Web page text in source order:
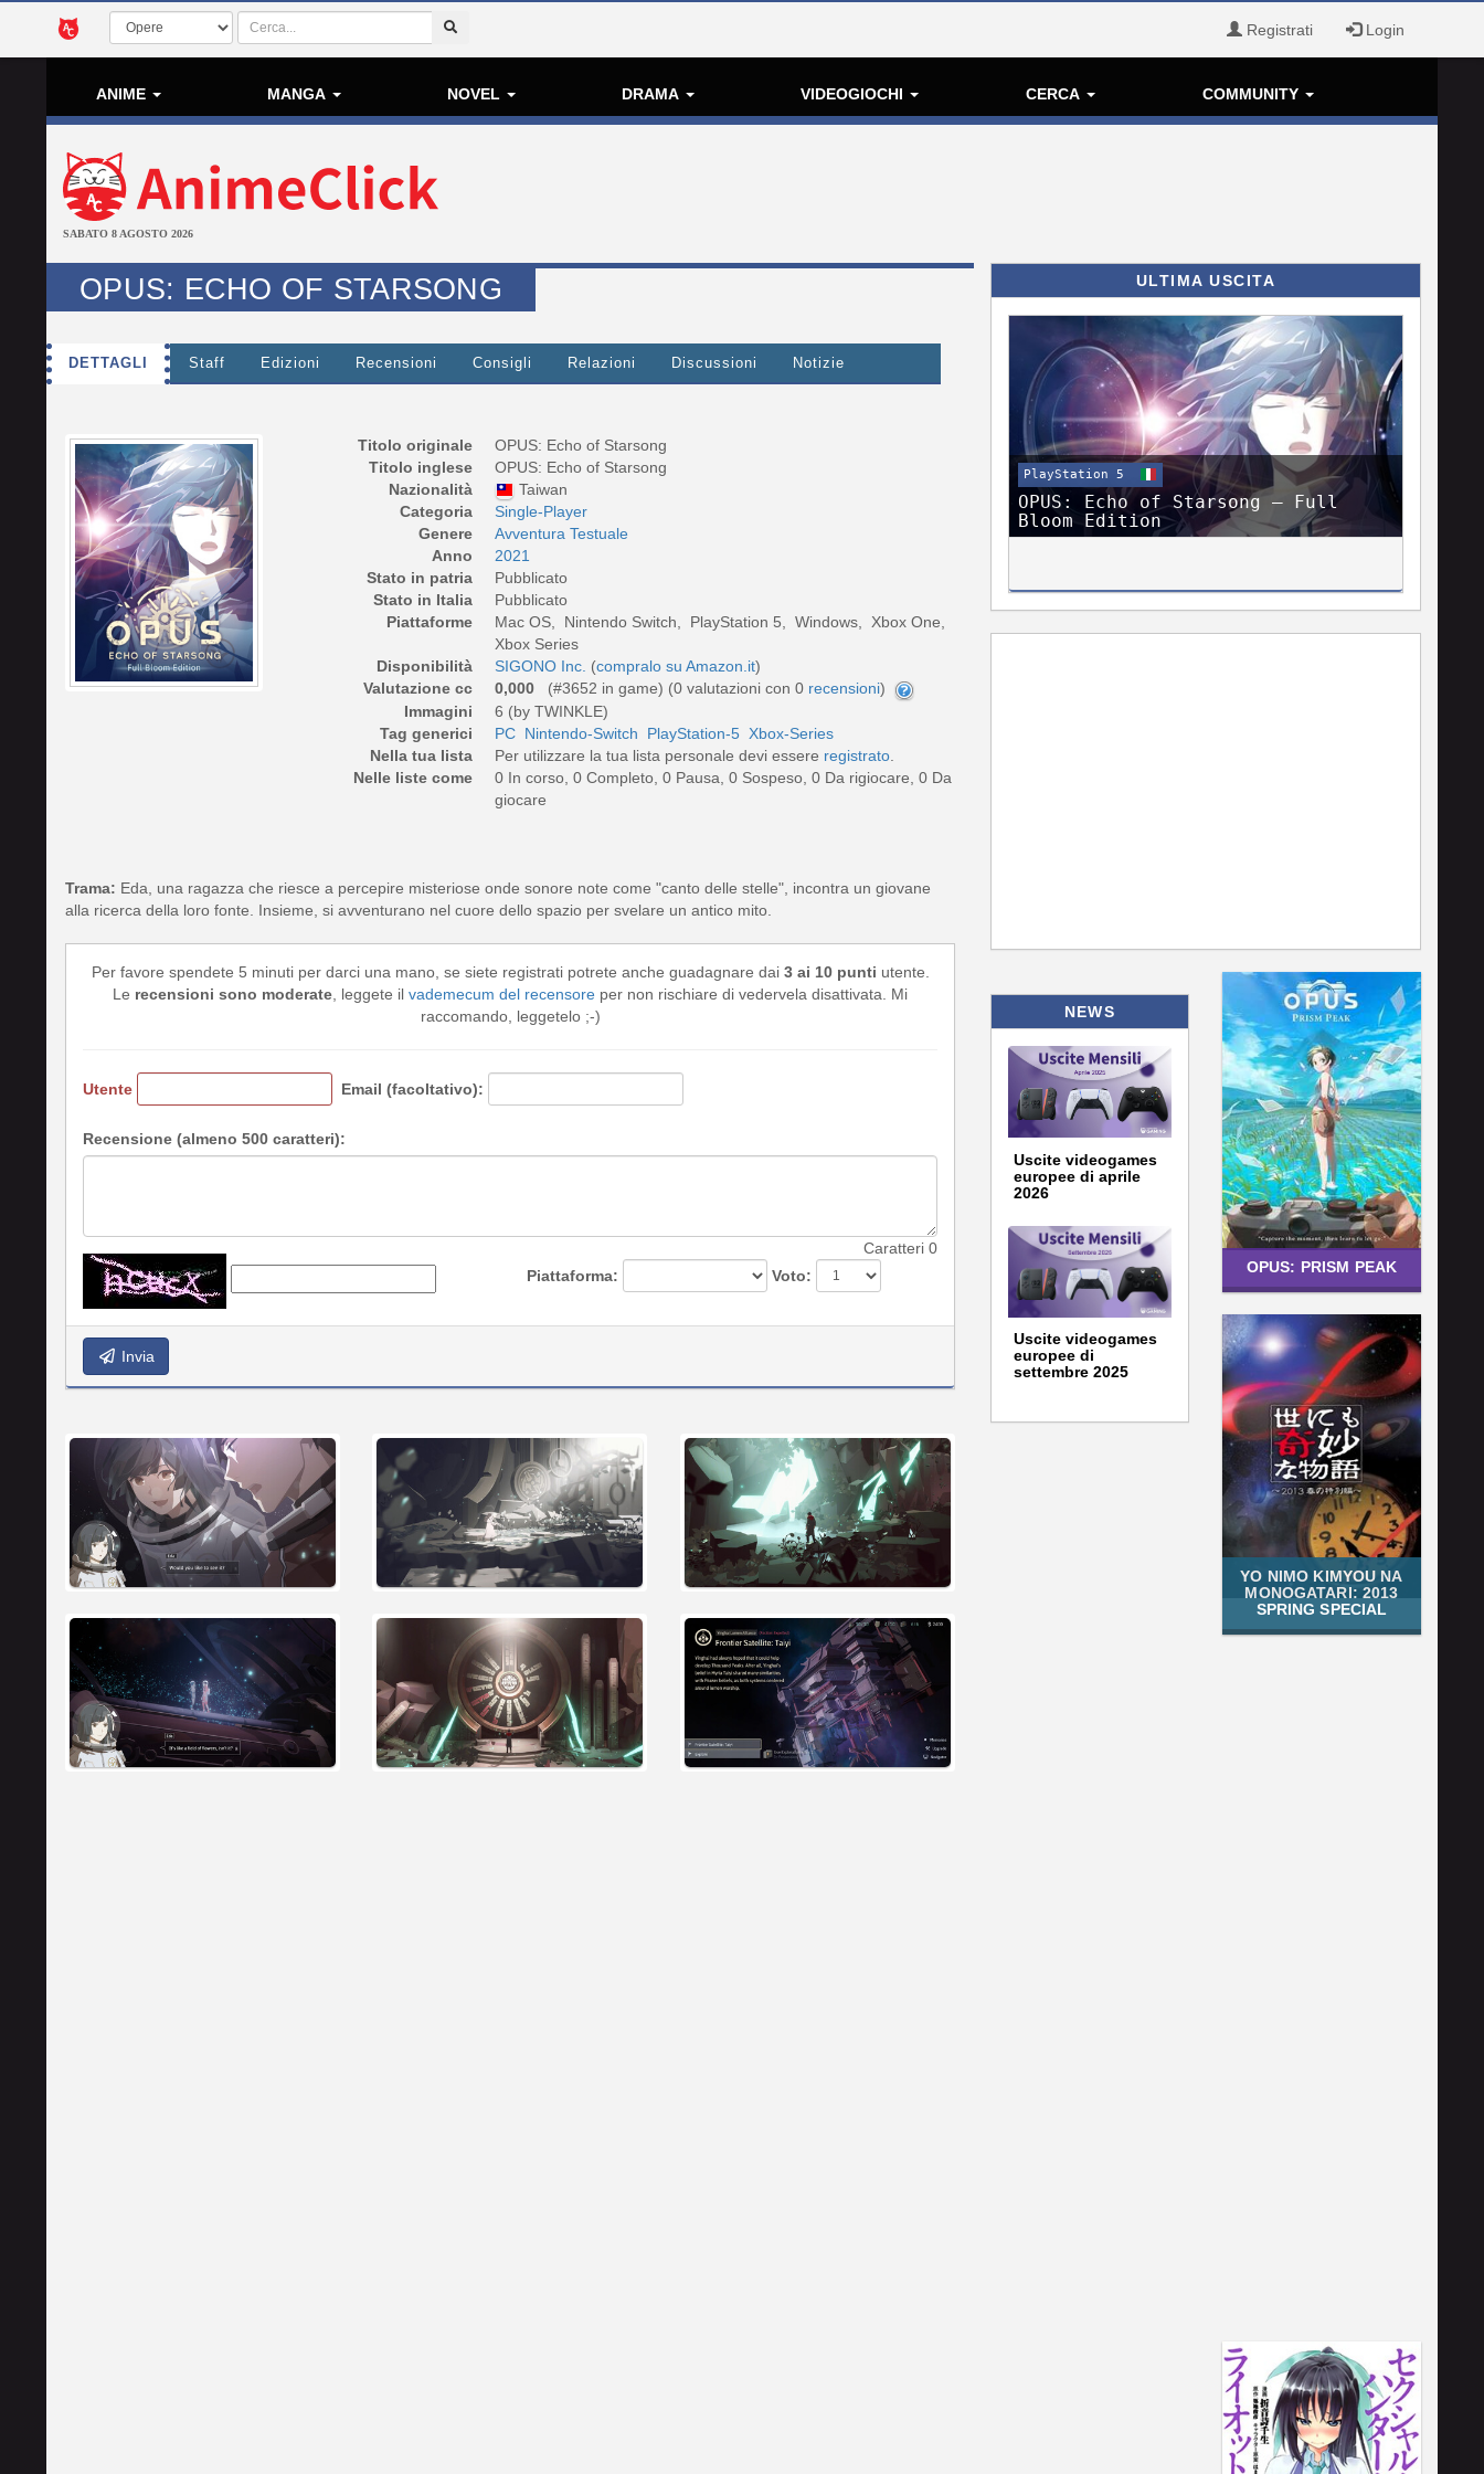
Registrati Login
ANIME MANGA NOVEL DRAMA VIDEOGIOCHI CERCA COMMUNITY
SABATO 8 AGOSTO 2026
OPUS: ECHO OF STARSONG
DETTAGLI Staff Edizioni Recensioni Consigli Relazioni Discussioni Notizie
Titolo originale
OPUS: Echo of Starsong
Titolo inglese
OPUS: Echo of Starsong
Nazionalità
Taiwan
Categoria
Single-Player
Genere
Avventura Testuale
Anno
2021
Stato in patria
Pubblicato
Stato in Italia
Pubblicato
Piattaforme
Mac OS, Nintendo Switch, PlayStation 5, Windows, Xbox One,
Xbox Series
Disponibilità
SIGONO Inc. (compralo su Amazon.it)
Valutazione cc
0,000 (#3652 in game) (0 valutazioni con 0 recensioni)
Immagini
6 (by TWINKLE)
Tag generici
PC Nintendo-Switch PlayStation-5 Xbox-Series
Nella tua lista
Per utilizzare la tua lista personale devi essere registrato
Nelle liste come
0 In corso, 0 Completo, 0 Pausa, 0 Sospeso, 0 Da rigiocare, 0 Da
giocare
Trama: Eda, una ragazza che riesce a percepire misteriose onde sonore note come "canto delle stelle", incontra un giovane
alla ricerca della loro fonte. Insieme, si avventurano nel cuore dello spazio per svelare un antico mito.
Per favore spendete 5 minuti per darci una mano, se siete registrati potrete anche guadagnare dai 3 ai 10 punti utente.
Le recensioni sono moderate , leggete il vademecum del recensore per non rischiare di vedervela disattivata. Mi
raccomando, leggetelo ;-)
Utente Email (facoltativo):
Recensione (almeno 500 caratteri):
Caratteri 0
Piattaforma:
Voto:
Invia
ULTIMA USCITA
PlayStation 5
OPUS: Echo of Starsong – Full
Bloom Edition
NEWS
Uscite videogames
europee di aprile
2026
Uscite videogames
europee di
settembre 2025
OPUS: PRISM PEAK
YO NIMO KIMYOU NA
MONOGATARI: 2013
SPRING SPECIAL